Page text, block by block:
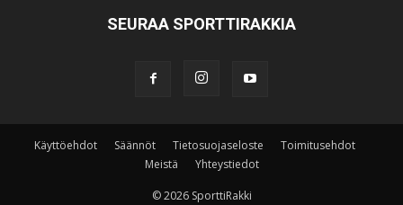
SEURAA SPORTTIRAKKIA
Käyttöehdot Säännöt Tietosuojaseloste
Toimitusehdot
Meistä
Yhteystiedot
© 2026 SporttiRakki